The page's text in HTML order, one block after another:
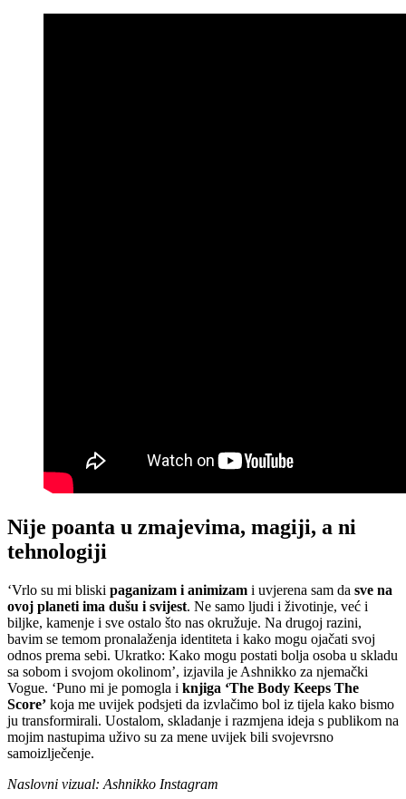
Nije poanta u zmajevima, magiji, a ni
tehnologiji
‘Vrlo su mi bliski paganizam i animizam i uvjerena sam da sve na
ovoj planeti ima dušu i svijest. Ne samo ljudi i životinje, već i
biljke, kamenje i sve ostalo što nas okružuje. Na drugoj razini,
bavim se temom pronalaženja identiteta i kako mogu ojačati svoj
odnos prema sebi. Ukratko: Kako mogu postati bolja osoba u skladu
sa sobom i svojom okolinom’, izjavila je Ashnikko za njemački
Vogue. ‘Puno mi je pomogla i knjiga ‘The Body Keeps The
Score’ koja me uvijek podsjeti da izvlačimo bol iz tijela kako bismo
ju transformirali. Uostalom, skladanje i razmjena ideja s publikom na
mojim nastupima uživo su za mene uvijek bili svojevrsno
samoizlječenje.
Naslovni vizual: Ashnikko Instagram